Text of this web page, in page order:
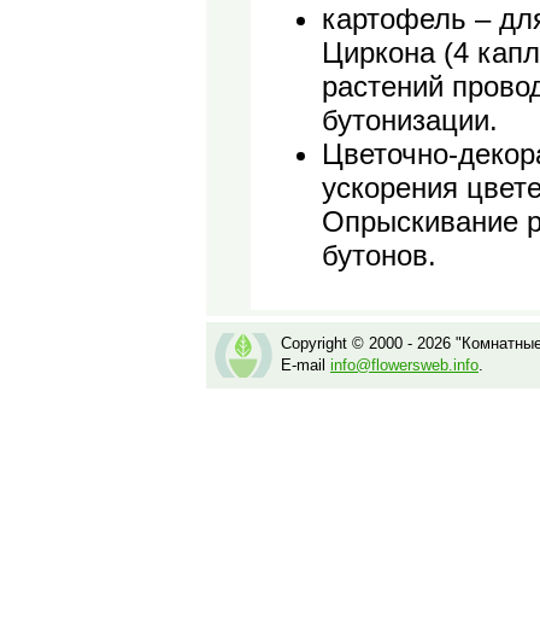
картофель –
Циркона (4
растений
бутонизации.
Цветочно-
ускорения
Опрыскивание
бутонов.
Copyright © 2000 - 2026
E-mail info@flowersweb.info.